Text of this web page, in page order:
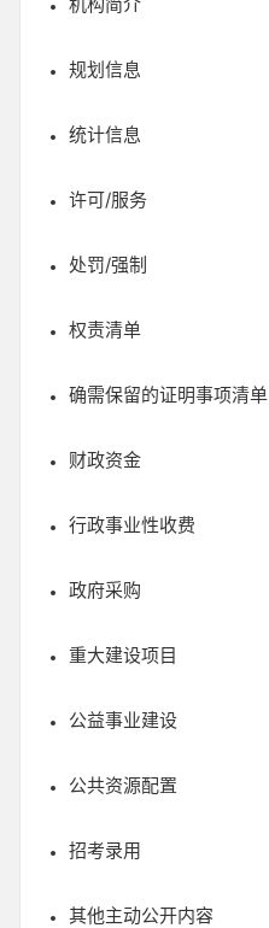
规划信息
统计信息
许可/服务
处罚/强制
权责清单
确需保留的证明事项清单
财政资金
行政事业性收费
政府采购
重大建设项目
公益事业建设
公共资源配置
招考录用
其他主动公开内容